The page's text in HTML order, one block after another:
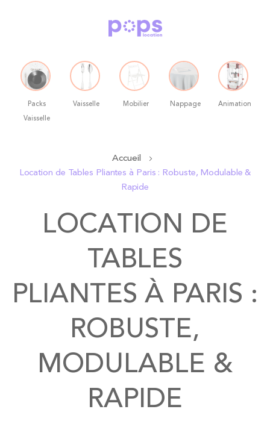
Packs
Vaisselle
Vaisselle Mobilier Nappage Animation
Accueil
Location de Tables Pliantes à Paris : Robuste, Modulable &
Rapide
LOCATION DE
TABLES
PLIANTES À PARIS :
ROBUSTE,
MODULABLE &
RAPIDE